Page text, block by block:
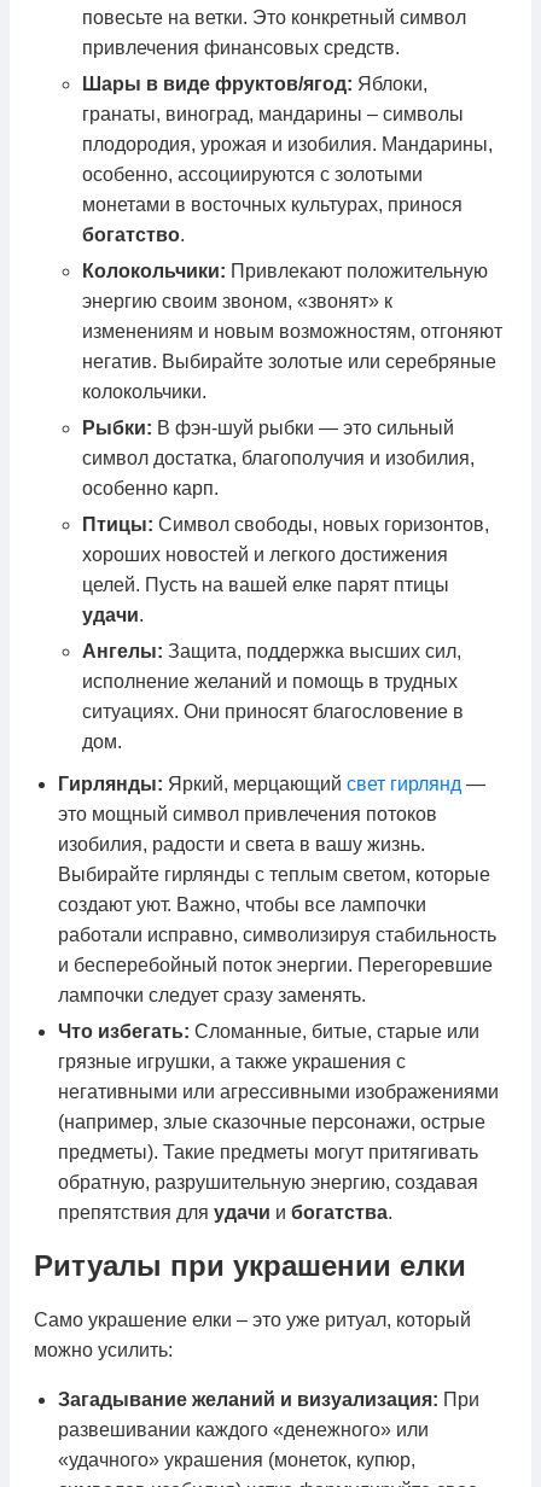
повесьте на ветки. Это конкретный символ
привлечения финансовых средств.
Шары в виде фруктов/ягод: Яблоки,
гранаты, виноград, мандарины – символы
плодородия, урожая и изобилия. Мандарины,
особенно, ассоциируются с золотыми
монетами в восточных культурах, принося
богатство.
Колокольчики: Привлекают положительную
энергию своим звоном, «звонят» к
изменениям и новым возможностям, отгоняют
негатив. Выбирайте золотые или серебряные
колокольчики.
Рыбки: В фэн-шуй рыбки — это сильный
символ достатка, благополучия и изобилия,
особенно карп.
Птицы: Символ свободы, новых горизонтов,
хороших новостей и легкого достижения
целей. Пусть на вашей елке парят птицы
удачи.
Ангелы: Защита, поддержка высших сил,
исполнение желаний и помощь в трудных
ситуациях. Они приносят благословение в
дом.
Гирлянды: Яркий, мерцающий свет гирлянд —
это мощный символ привлечения потоков
изобилия, радости и света в вашу жизнь.
Выбирайте гирлянды с теплым светом, которые
создают уют. Важно, чтобы все лампочки
работали исправно, символизируя стабильность
и бесперебойный поток энергии. Перегоревшие
лампочки следует сразу заменять.
Что избегать: Сломанные, битые, старые или
грязные игрушки, а также украшения с
негативными или агрессивными изображениями
(например, злые сказочные персонажи, острые
предметы). Такие предметы могут притягивать
обратную, разрушительную энергию, создавая
препятствия для удачи и богатства.
Ритуалы при украшении елки
Само украшение елки – это уже ритуал, который
можно усилить:
Загадывание желаний и визуализация: При
развешивании каждого «денежного» или
«удачного» украшения (монеток, купюр,